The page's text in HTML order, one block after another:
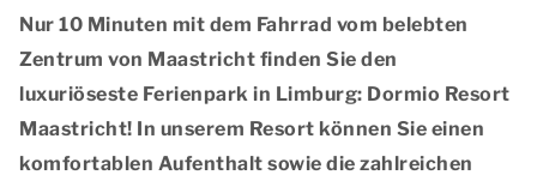
Nur 10 Minuten mit dem Fahrrad vom belebten
Zentrum von Maastricht finden Sie den
luxuriöseste Ferienpark in Limburg: Dormio Resort
Maastricht! In unserem Resort können Sie einen
komfortablen Aufenthalt sowie die zahlreichen